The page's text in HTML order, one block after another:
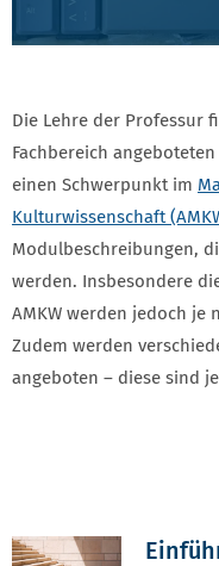
Die Lehre der Professur
Fachbereich
einen Schwerpunkt im
Kulturwissenschaft
Modulbeschreibungen,
werden. Insbesondere
AMKW werden jedoch je
Zudem werden
angeboten – diese sind